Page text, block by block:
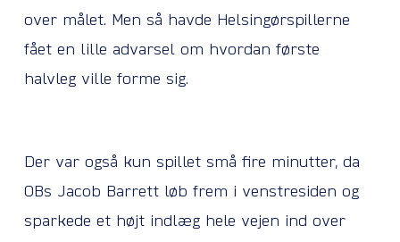
over målet. Men så havde Helsingørspillerne
fået en lille advarsel om hvordan første
halvleg ville forme sig.
Der var også kun spillet små fire minutter, da
OBs Jacob Barrett løb frem i venstresiden og
sparkede et højt indlæg hele vejen ind over